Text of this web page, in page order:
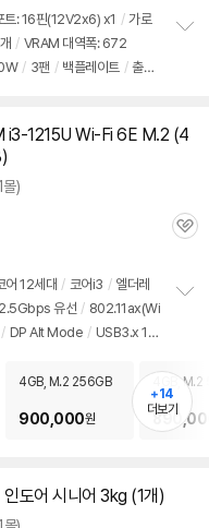
트: 16핀(12V2x6) x1 / 가로
/ VRAM 대역폭: 672
/ 3팬 / 백플레이트 / 출시
기
i3-1215U Wi-Fi 6E M.2 (4
몰)
관
어 12세대 / 코어i3 / 엘더레
2.5Gbps 유선 / 802.11ax(Wi
/ DP Alt Mode / USB3.x 10
치
기
4GB, M.2 256GB
900,000원
4GB, M.2
+14
더보기
도어 시니어 3kg (1개)